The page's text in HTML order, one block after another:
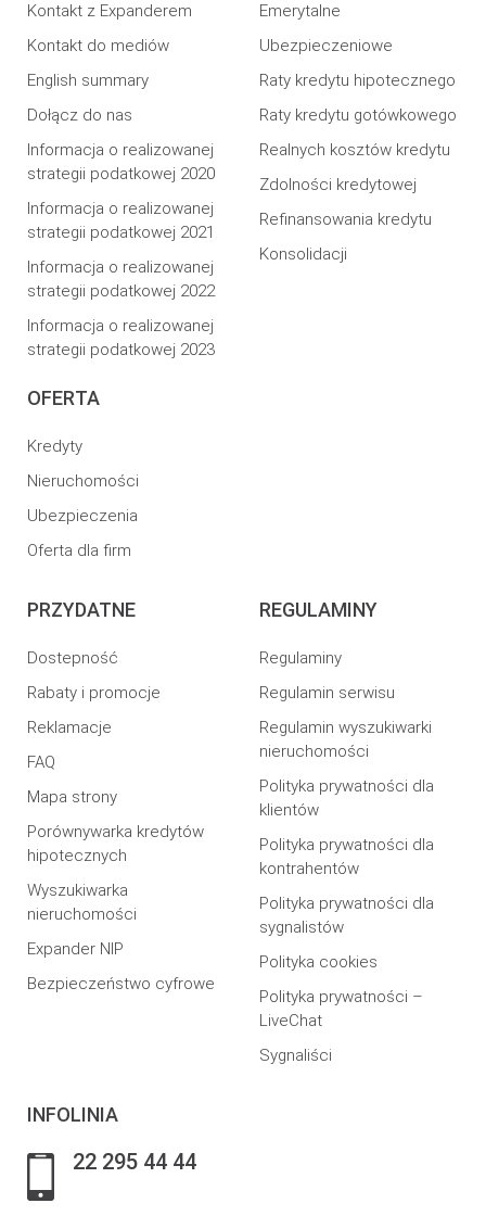
Kontakt z Expanderem
Kontakt do mediów
English summary
Dołącz do nas
Informacja o realizowanej
strategii podatkowej 2020
Informacja o realizowanej
strategii podatkowej 2021
Informacja o realizowanej
strategii podatkowej 2022
Informacja o realizowanej
strategii podatkowej 2023
OFERTA
Kredyty
Nieruchomości
Ubezpieczenia
Oferta dla firm
Emerytalne
Ubezpieczeniowe
Raty kredytu hipotecznego
Raty kredytu gotówkowego
Realnych kosztów kredytu
Zdolności kredytowej
Refinansowania kredytu
Konsolidacji
PRZYDATNE
Dostepność
Rabaty i promocje
Reklamacje
FAQ
Mapa strony
Porównywarka kredytów
hipotecznych
Wyszukiwarka
nieruchomości
Expander NIP
Bezpieczeństwo cyfrowe
REGULAMINY
Regulaminy
Regulamin serwisu
Regulamin wyszukiwarki
nieruchomości
Polityka prywatności dla
klientów
Polityka prywatności dla
kontrahentów
Polityka prywatności dla
sygnalistów
Polityka cookies
Polityka prywatności –
LiveChat
Sygnaliści
INFOLINIA
22 295 44 44